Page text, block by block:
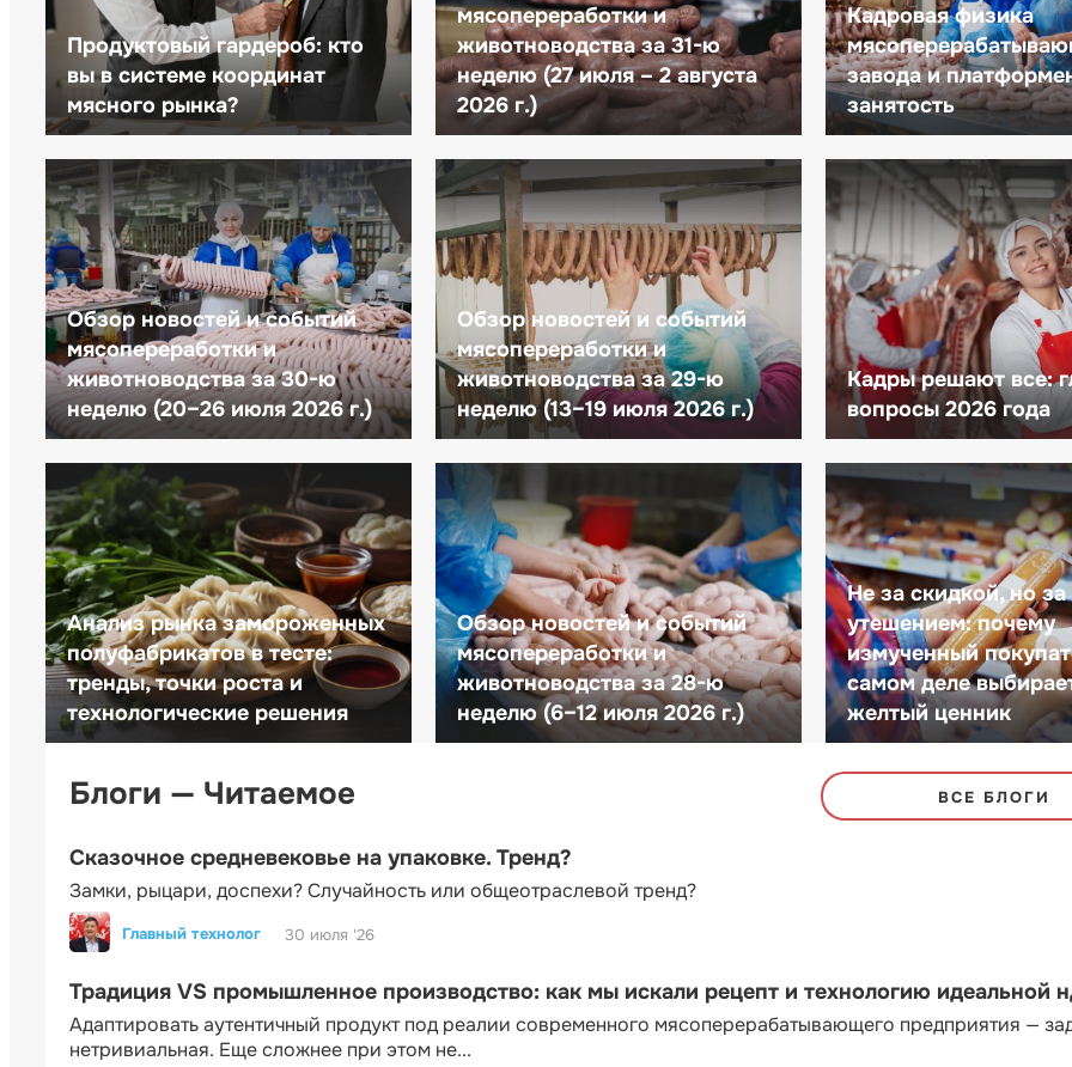
Продуктовый гардероб: кто
вы в системе координат
мясного рынка?
мясопереработки и
животноводства за 31-ю
неделю (27 июля – 2 августа
2026 г.)
Кадровая физика
завода и
занятость
Обзор новостей и событий
мясопереработки и
животноводства за 30-ю
неделю (20–26 июля 2026 г.)
Обзор новостей и событий
мясопереработки и
животноводства за 29-ю
неделю (13–19 июля 2026 г.)
Кадры решают все:
вопросы 2026 года
Анализ рынка замороженных
полуфабрикатов в тесте:
тренды, точки роста и
технологические решения
Обзор новостей и событий
мясопереработки и
животноводства за 28-ю
неделю (6–12 июля 2026 г.)
Не за скидкой, но за
утешением: почему
измученный
самом деле
желтый ценник
Блоги — Читаемое ВСЕ БЛОГИ
Сказочное средневековье на упаковке. Тренд?
Замки, рыцари, доспехи? Случайность или общеотраслевой тренд?
Главный технолог 30 июля '26
Традиция VS промышленное производство: как мы искали рецепт и технологию идеальной
Адаптировать аутентичный продукт под реалии современного мясоперерабатывающего предприятия —
нетривиальная. Еще сложнее при этом не...